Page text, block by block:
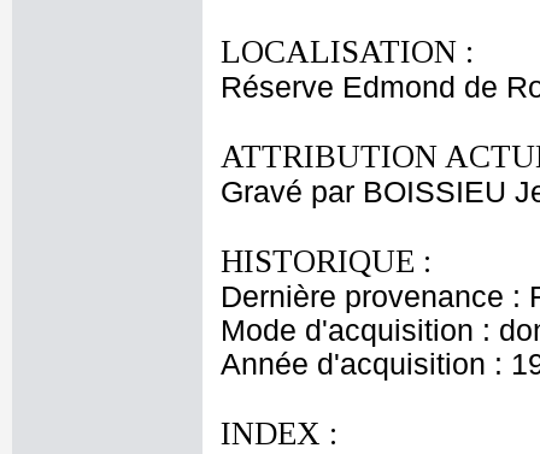
LOCALISATION :
Réserve Edmond de
ATTRIBUTION
Gravé par BOISSIEU
HISTORIQUE :
Dernière provenance :
Mode d'acquisition :
Année d'acquisition :
INDEX :